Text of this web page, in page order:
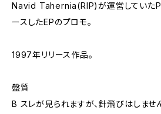
Navid Tahernia(RIP)が運営していた
ースしたEPのプロモ。
1997年リリース作品。
盤質
B スレが見られますが、針飛びはしませ